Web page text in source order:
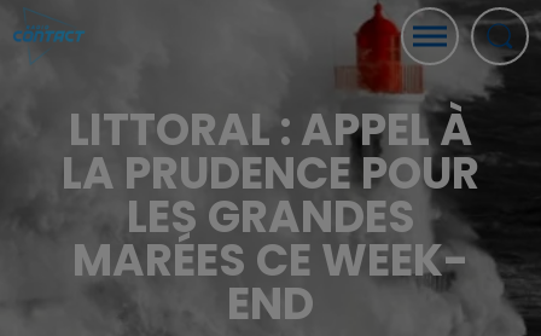
LITTORAL : APPEL À
LA PRUDENCE POUR
LES GRANDES
MARÉES CE WEEK-
END